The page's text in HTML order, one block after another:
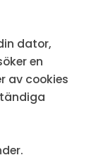
dator,
en
av cookies